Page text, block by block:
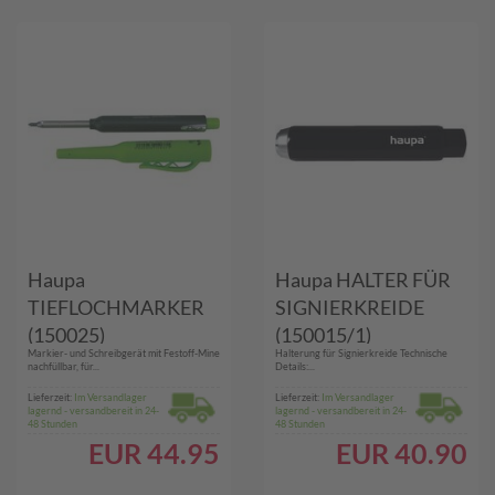
Haupa
TIEFLOCHMARKER
(150025)
Markier- und Schreibgerät mit Festoff-Mine
nachfüllbar, für...
Lieferzeit: Im Versandlager
lagernd - versandbereit in 24-
48 Stunden
EUR 44.95
Haupa HALTER FÜR
SIGNIERKREIDE
(150015/1)
Halterung für Signierkreide Technische
Details:...
Lieferzeit: Im Versandlager
lagernd - versandbereit in 24-
48 Stunden
EUR 40.90